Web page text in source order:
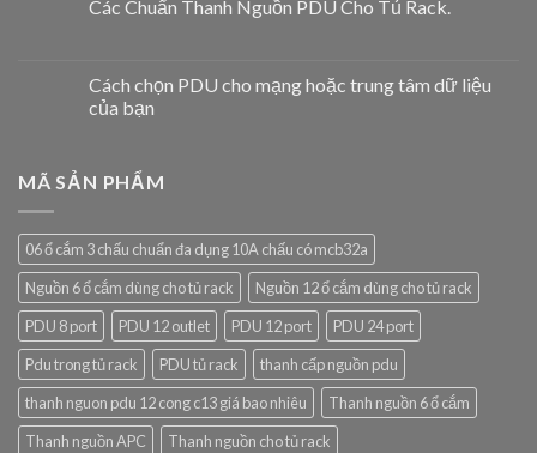
Các Chuẩn Thanh Nguồn PDU Cho Tủ Rack.
Cách chọn PDU cho mạng hoặc trung tâm dữ liệu
của bạn
MÃ SẢN PHẨM
06 ổ cắm 3 chấu chuẩn đa dụng 10A chấu có mcb32a
Nguồn 6 ổ cắm dùng cho tủ rack
Nguồn 12 ổ cắm dùng cho tủ rack
PDU 8 port
PDU 12 outlet PDU 12 port
PDU 24 port
Pdu trong tủ rack
PDU tủ rack
thanh cấp nguồn pdu
thanh nguon pdu 12 cong c13 giá bao nhiêu
Thanh nguồn 6 ổ cắm
Thanh nguồn APC
Thanh nguồn cho tủ rack